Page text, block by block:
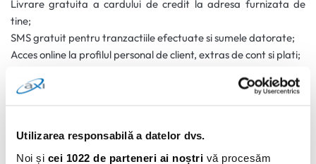
Utilizarea responsabilă a datelor dvs.
Noi și cei 1022 de parteneri ai noștri vă procesăm
Livrare gratuita a cardului de credit la adresa furnizata de
tine;
SMS gratuit pentru tranzactiile efectuate si sumele datorate;
Acces online la profilul personal de client, extras de cont si plati;
Solicita AXI Card
cardul de credit cu limita de pana la 3000
0 comentarii